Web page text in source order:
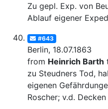
Zu gepl. Exp. von
Ablauf eigener
#643
Berlin, 18.07.1863
from Heinrich Barth
zu Steudners Tod,
eigenen
Roscher; v.d.